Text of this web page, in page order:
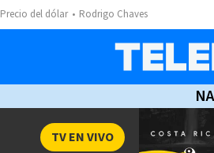
Precio del dólar Rodrigo Chaves
TV EN VIVO